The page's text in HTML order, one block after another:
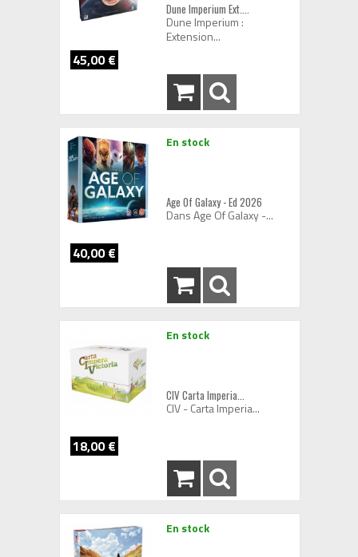
Dune Imperium Ext....
Dune Imperium :
Extension...
45,00 €
En stock
Age Of Galaxy - Ed 2026
Dans Age Of Galaxy -...
40,00 €
En stock
CIV Carta Imperia...
CIV - Carta Imperia...
18,00 €
En stock